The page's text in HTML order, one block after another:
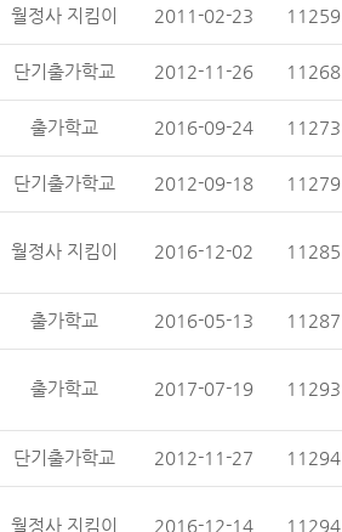
월정사 지킴이 2011-02-23 11259
단기출가학교 2012-11-26 11268
출가학교 2016-09-24 11273
단기출가학교 2012-09-18 11279
월정사 지킴이 2016-12-02 11285
출가학교 2016-05-13 11287
출가학교 2017-07-19 11293
단기출가학교 2012-11-27 11294
월정사 지킴이 2016-12-14 11294